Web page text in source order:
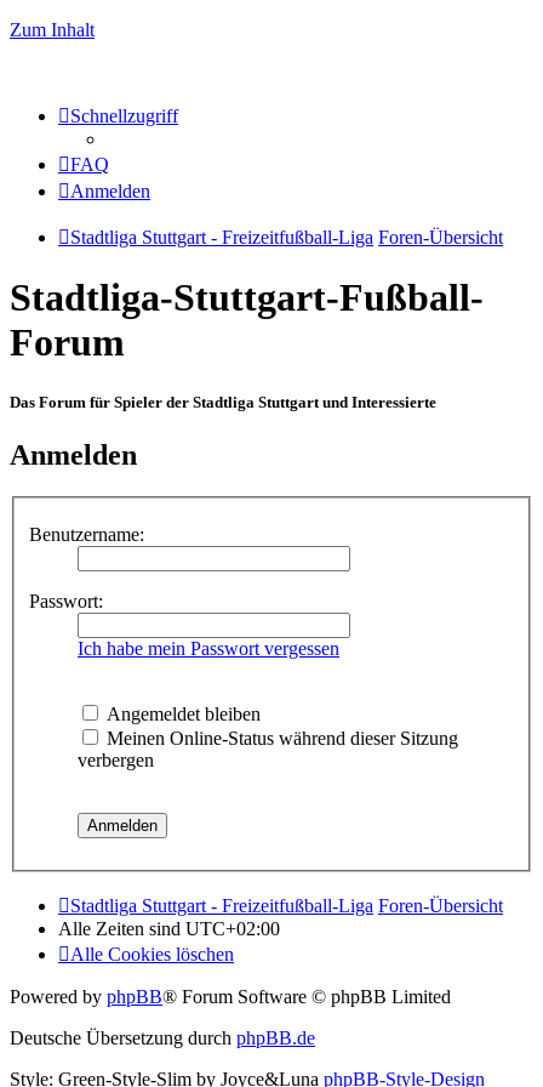
Zum Inhalt
Schnellzugriff
FAQ
Anmelden
Stadtliga Stuttgart - Freizeitfußball-Liga Foren-Übersicht
Stadtliga-Stuttgart-Fußball-
Forum
Das Forum für Spieler der Stadtliga Stuttgart und Interessierte
Anmelden
Benutzername:
Passwort:
Ich habe mein Passwort vergessen
Angemeldet bleiben
Meinen Online-Status während dieser Sitzung
verbergen
Stadtliga Stuttgart - Freizeitfußball-Liga Foren-Übersicht
Alle Zeiten sind UTC+02:00
Alle Cookies löschen
Powered by phpBB® Forum Software © phpBB Limited
Deutsche Übersetzung durch phpBB.de
Style: Green-Style-Slim by Joyce&Luna phpBB-Style-Design